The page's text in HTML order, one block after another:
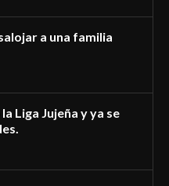
a una familia
Liga Jujeña y ya se